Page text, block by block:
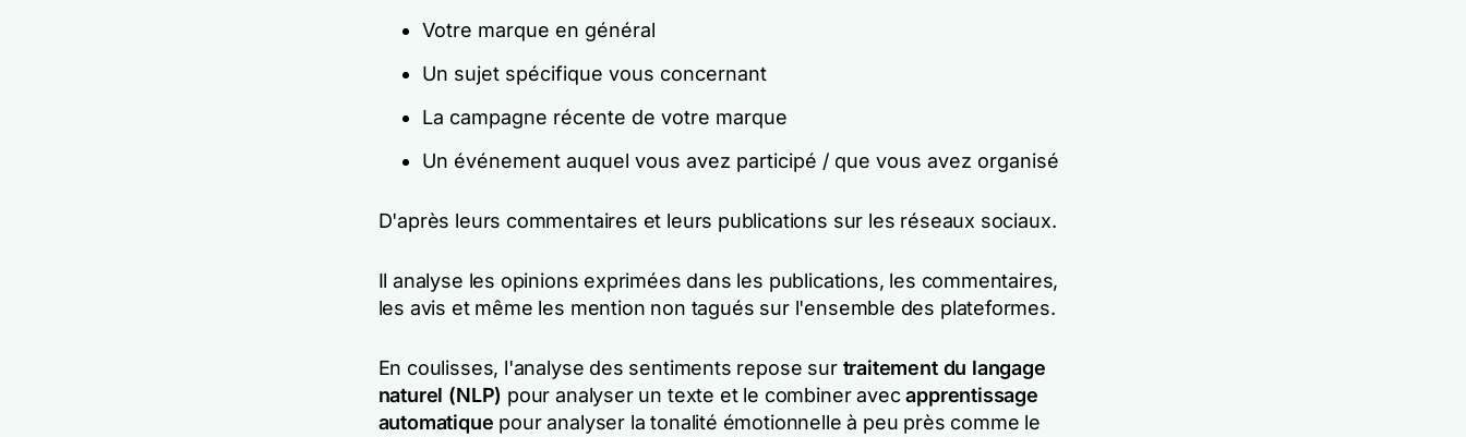
Votre marque en général
Un sujet spécifique vous concernant
La campagne récente de votre marque
Un événement auquel vous avez participé / que vous avez organisé
D'après leurs commentaires et leurs publications sur les réseaux sociaux.
Il analyse les opinions exprimées dans les publications, les commentaires,
les avis et même les mention non tagués sur l'ensemble des plateformes.
En coulisses, l'analyse des sentiments repose sur traitement du langage
naturel (NLP) pour analyser un texte et le combiner avecapprentissage
automatique pour analyser la tonalité émotionnelle à peu près comme le